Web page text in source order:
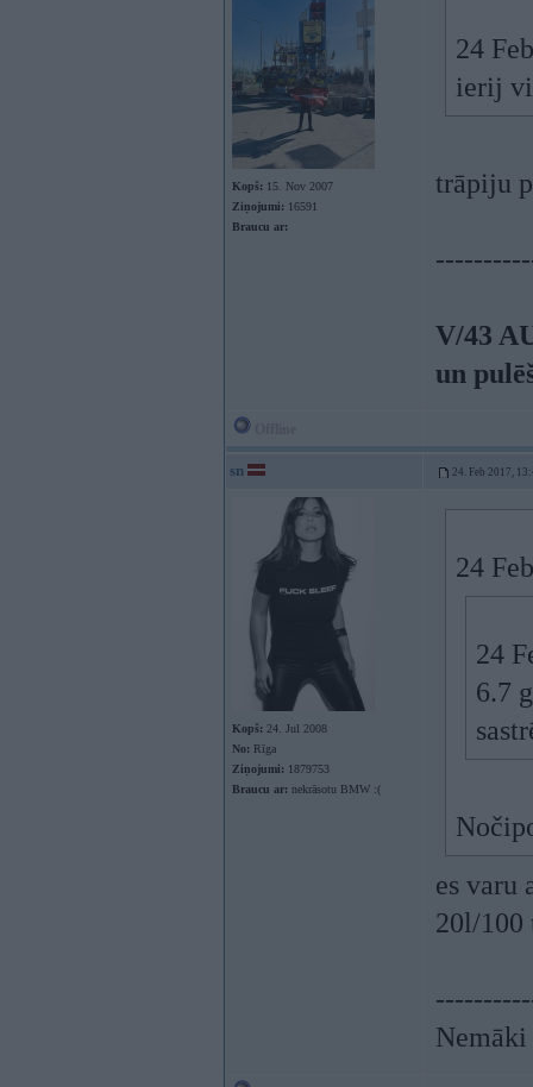
Kopš: 15. Nov 2007
Ziņojumi: 16591
Braucu ar:
24
ierij
trāpiju
V/43
un
sn 24. Feb 2017,
Kopš: 24. Jul 2008
No: Rīga
Ziņojumi: 1879753
Braucu ar: nekrāsotu BMW :(
24
24
6.7
es varu
20l/100